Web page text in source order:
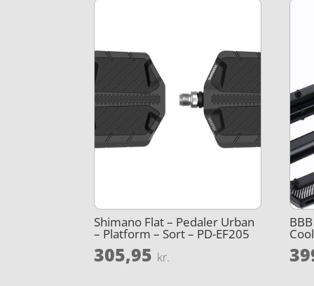
Shimano Flat – Pedaler Urban
– Platform – Sort – PD-EF205
305,95 kr.